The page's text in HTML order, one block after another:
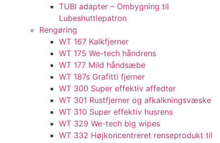
TUBI adapter​ – Ombygning til
Lubeshuttlepatron
Rengøring
WT 167 Kalkfjerner
WT 175 We-tech håndrens
WT 177 Mild håndsæbe
WT 187s Grafitti fjerner
WT 300 Super effektiv affedter​
WT 301 Rustfjerner og afkalkningsvæske
WT 310 Super effektiv husrens
WT 329 We-tech big wipes
WT 332 Højkoncentreret renseprodukt til